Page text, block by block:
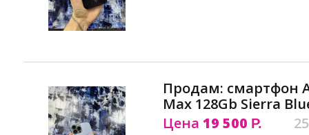
Продам: смартфон
Max 128Gb Sierra
Цена 19 500 Р.